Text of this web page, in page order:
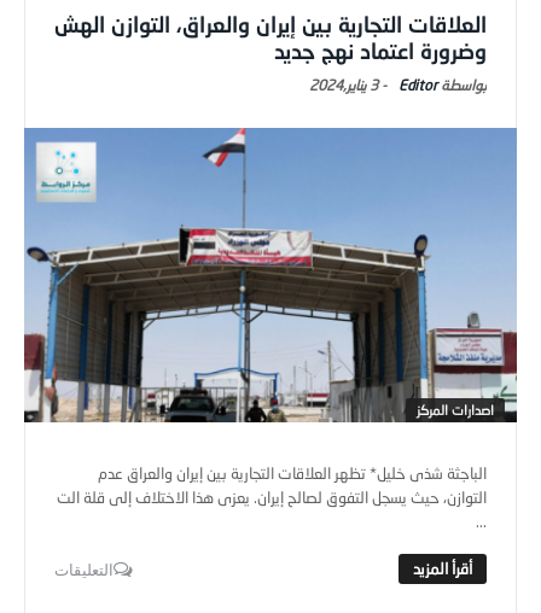
العلاقات التجارية بين إيران والعراق، التوازن الهش
وضرورة اعتماد نهج جديد
Editor
-3 يناير,2024
اصدارات المركز
الباجثة شذى خليل* تظهر العلاقات التجارية بين إيران والعراق عدم
التوازن، حيث يسجل التفوق لصالح إيران. يعزى هذا الاختلاف إلى قلة الت
...
التعليقات